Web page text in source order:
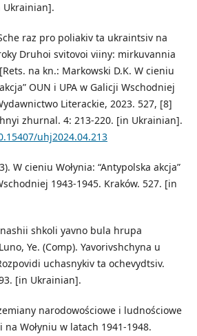
Ukrainian].
raz pro poliakiv ta ukraintsiv na
Druhoi svitovoi viiny: mirkuvannia
na kn.: Markowski D.K. W cieniu
OUN i UPA w Galicji Wschodniej
Literackie, 2023. 527, [8]
zhurnal. 4: 213-220. [in Ukrainian].
uhj2024.04.213
W cieniu Wołynia: “Antypolska akcja”
1943-1945. Kraków. 527. [in
nashii shkoli yavno bula hrupa
Ye. (Comp). Yavorivshchyna u
uchasnykiv ta ochevydtsiv.
[in Ukrainian].
narodowościowe i ludnościowe
Wołyniu w latach 1941-1948.